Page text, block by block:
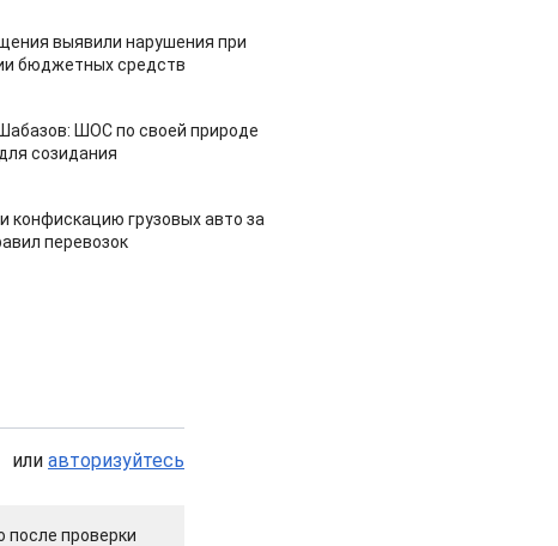
выявили нарушения при
бюджетных средств
ШОС по своей природе
созидания
конфискацию грузовых авто за
перевозок
или авторизуйтесь
после проверки